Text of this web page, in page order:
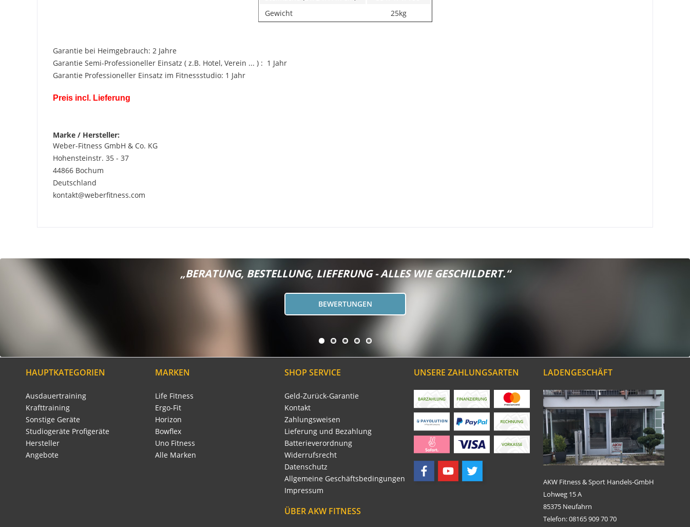
Gewicht
25kg
Garantie bei Heimgebrauch: 2 Jahre
Garantie Semi-Professioneller Einsatz ( z.B. Hotel, Verein ... ) : 1 Jahr
Garantie Professioneller Einsatz im Fitnessstudio: 1 Jahr
Preis incl. Lieferung
Marke / Hersteller:
Weber-Fitness GmbH & Co. KG
Hohensteinstr. 35 - 37
44866 Bochum
Deutschland
kontakt@weberfitness.com
„BERATUNG, BESTELLUNG, LIEFERUNG - ALLES WIE GESCHILDERT.“
BEWERTUNGEN
HAUPTKATEGORIEN
Ausdauertraining
Krafttraining
Sonstige Geräte
Studiogeräte Profigeräte
Hersteller
Angebote
MARKEN
Life Fitness
Ergo-Fit
Horizon
Bowflex
Uno Fitness
Alle Marken
SHOP SERVICE
Geld-Zurück-Garantie
Kontakt
Zahlungsweisen
Lieferung und Bezahlung
Batterieverordnung
Widerrufsrecht
Datenschutz
Allgemeine Geschäftsbedingungen
Impressum
ÜBER AKW FITNESS
UNSERE ZAHLUNGSARTEN LADENGESCHÄFT
AKW Fitness & Sport Handels-GmbH
Lohweg 15 A
85375 Neufahrn
Telefon: 08165 909 70 70